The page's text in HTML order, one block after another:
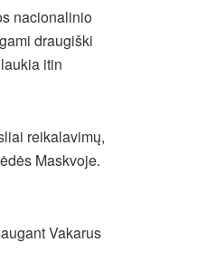
nacionalinio
draugiški
itin
reikalavimų,
Maskvoje.
Vakarus